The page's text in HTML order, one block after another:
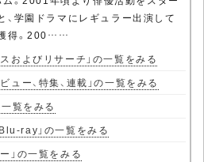
、学園ドラマにレギュラー出演して
得。200……
スおよびリサーチ」の一覧をみる
ュー、特集、連載」の一覧をみる
一覧をみる
Blu-ray」の一覧をみる
」の一覧をみる